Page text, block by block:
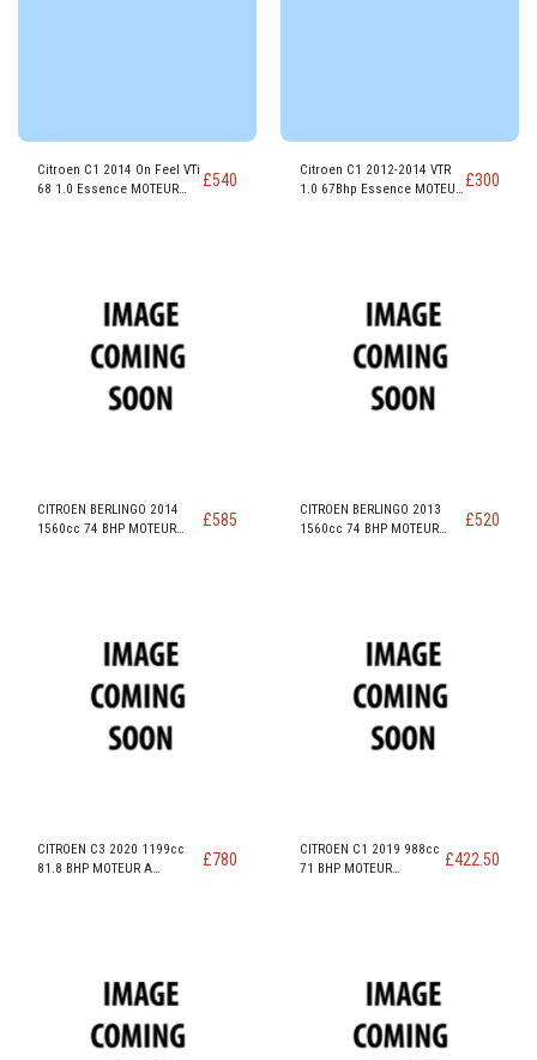
Citroen C1 2014 On Feel VTi
68 1.0 Essence MOTEUR
£540
Citroen C1 2012-2014 VTR
1.0 67Bhp Essence MOTEUR £300
CITROEN BERLINGO 2014
1560cc 74 BHP MOTEUR
£585
CITROEN BERLINGO 2013
1560cc 74 BHP MOTEUR
£520
CITROEN C3 2020 1199cc
81.8 BHP MOTEUR A
£780
CITROEN C1 2019 988cc
71 BHP MOTEUR
£422.50